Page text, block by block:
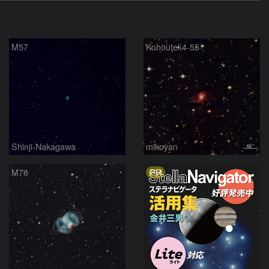
M57
Shinji-Nakagawa
Kohoutek4-55
mikoyan
M76 PR